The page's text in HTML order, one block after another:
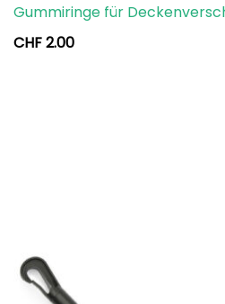
Gummiringe für
CHF2.00